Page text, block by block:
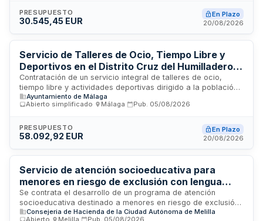
incluyen valoración, planificación, intervención familiar,
coordinación y seguimiento. El servicio se presta en el
adicional para la Administración.
PRESUPUESTO
30.545,45 EUR
En Plazo
20/08/2026
Servicio de Talleres de Ocio, Tiempo Libre y
Deportivos en el Distrito Cruz del Humilladero -
Ayuntamiento de Málaga
Contratación de un servicio integral de talleres de ocio,
tiempo libre y actividades deportivas dirigido a la población
general del Distrito 6 Cruz del Humilladero en Málaga. El
servicio se prestará durante todo el año en centros de
zona, bajo la responsabilidad de una empresa especializada
en ocio educativo que favorezca la creación de recursos
Ayuntamiento de Málaga
Abierto simplificado
Málaga Pub. 05/08/2026
PRESUPUESTO
58.092,92 EUR
En Plazo
20/08/2026
Servicio de atención socioeducativa para
menores en riesgo de exclusión con lengua
materna no castellana en centros escolares
públicos del Ministerio de Educación en Melilla
Se contrata el desarrollo de un programa de atención
socioeducativa destinado a menores en riesgo de exclusión
social cuya lengua materna no es el castellano, en centros
Consejeria de Hacienda de la Ciudad Autónoma de Melilla